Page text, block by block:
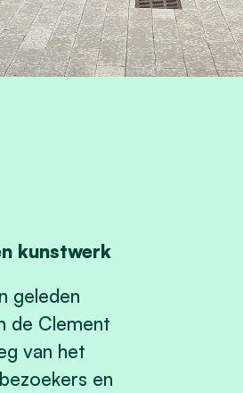
kunstwerk
geleden
de Clement
van het
en